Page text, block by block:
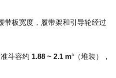
带板宽度，履带架和引导轮经过
斗容约 1.88 ~ 2.1 m³ （堆装），